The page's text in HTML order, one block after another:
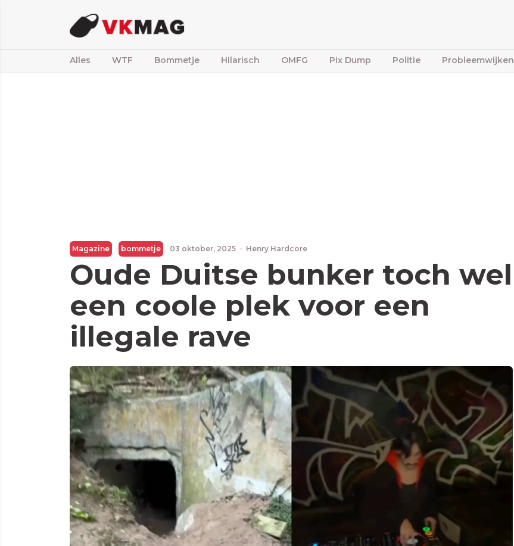
Alles WTF Bommetje Hilarisch OMFG Pix Dump Politie Probleemwijken
Magazine bommetje 03 oktober, 2025 · Henry Hardcore
Oude Duitse bunker toch wel
een coole plek voor een
illegale rave